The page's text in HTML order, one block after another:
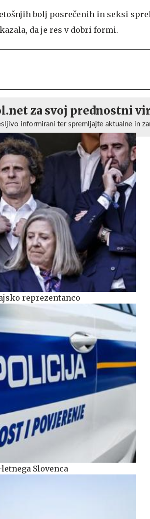
bolj posrečenih in seksi
da je res v dobri formi.
za svoj prednostni
informirani ter spremljajte aktualne in
reprezentanco
Slovenca